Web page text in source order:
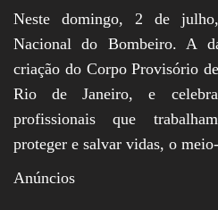
Neste domingo, 2 de
Nacional do Bombeiro. A
criação do Corpo Provisório
Rio de Janeiro, e
profissionais que
proteger e salvar vidas, o
Anúncios